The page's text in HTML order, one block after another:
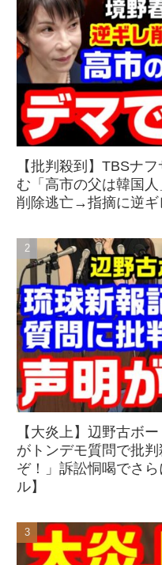
【批判殺到】TBSナ
む「高市の父は韓国
削除逃亡→指摘に逆ギ
【大炎上】辺野古ボ
がトンデモ質問で批
ぞ！」訴訟恫喝でさ
ル】